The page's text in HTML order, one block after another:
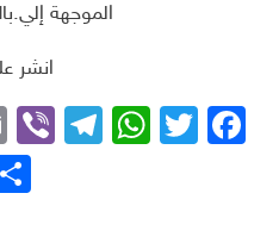
الموجهة
انشر
Facebook
Twitter